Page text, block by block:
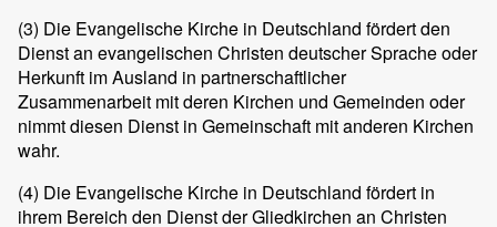
(3) Die Evangelische Kirche in Deutschland fördert den
Dienst an evangelischen Christen deutscher Sprache oder
Herkunft im Ausland in partnerschaftlicher
Zusammenarbeit mit deren Kirchen und Gemeinden oder
nimmt diesen Dienst in Gemeinschaft mit anderen Kirchen
wahr.
(4) Die Evangelische Kirche in Deutschland fördert in
ihrem Bereich den Dienst der Gliedkirchen an Christen